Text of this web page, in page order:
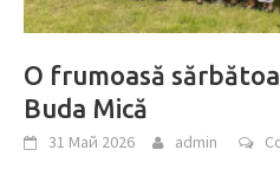
O frumoasă
Buda Mică
31 Май 2026 admin